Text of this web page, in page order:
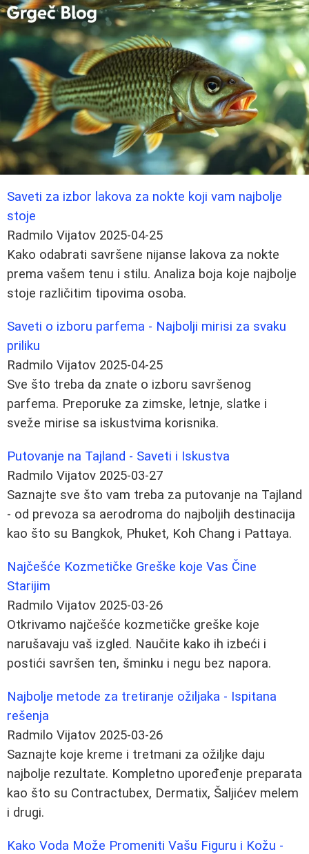
Saveti za izbor lakova za nokte koji vam najbolje
stoje
Radmilo Vijatov 2025-04-25
Kako odabrati savršene nijanse lakova za nokte
prema vašem tenu i stilu. Analiza boja koje najbolje
stoje različitim tipovima osoba.
Saveti o izboru parfema - Najbolji mirisi za svaku
priliku
Radmilo Vijatov 2025-04-25
Sve što treba da znate o izboru savršenog
parfema. Preporuke za zimske, letnje, slatke i
sveže mirise sa iskustvima korisnika.
Putovanje na Tajland - Saveti i Iskustva
Radmilo Vijatov 2025-03-27
Saznajte sve što vam treba za putovanje na Tajland
- od prevoza sa aerodroma do najboljih destinacija
kao što su Bangkok, Phuket, Koh Chang i Pattaya.
Najčešće Kozmetičke Greške koje Vas Čine
Starijim
Radmilo Vijatov 2025-03-26
Otkrivamo najčešće kozmetičke greške koje
narušavaju vaš izgled. Naučite kako ih izbeći i
postići savršen ten, šminku i negu bez napora.
Najbolje metode za tretiranje ožiljaka - Ispitana
rešenja
Radmilo Vijatov 2025-03-26
Saznajte koje kreme i tretmani za ožiljke daju
najbolje rezultate. Kompletno upoređenje preparata
kao što su Contractubex, Dermatix, Šaljićev melem
i drugi.
Kako Voda Može Promeniti Vašu Figuru i Kožu -